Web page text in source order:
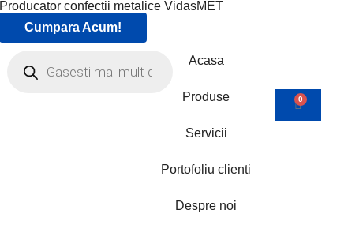
Producator confectii metalice VidasMET
Cumpara Acum!
Acasa
Produse
Servicii
Portofoliu clienti
Despre noi
0